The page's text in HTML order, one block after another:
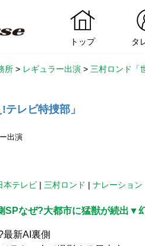
トップ タ
所 > レギュラー出演 > 三村ロンド「
レビ特捜部」
出演
本テレビ | 三村ロンド | ナレーション
SPなぜ?大都市に猛獣が続出▼
新AI裏側